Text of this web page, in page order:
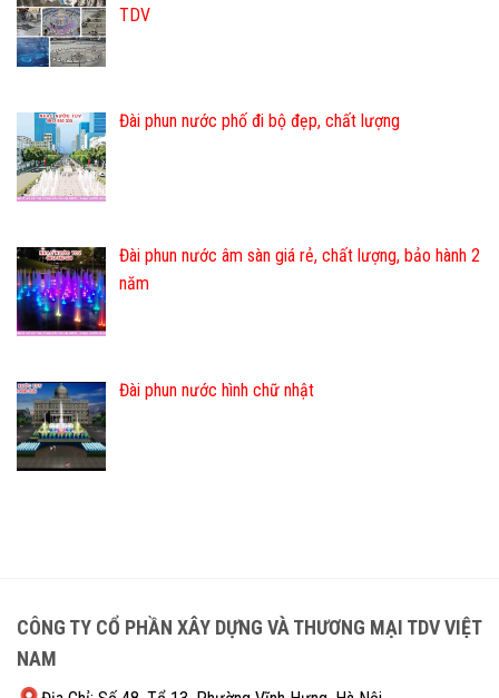
TDV
Đài phun nước phố đi bộ đẹp, chất lượng
Đài phun nước âm sàn giá rẻ, chất lượng, bảo hành 2
năm
Đài phun nước hình chữ nhật
CÔNG TY CỔ PHẦN XÂY DỰNG VÀ THƯƠNG MẠI TDV VIỆT
NAM